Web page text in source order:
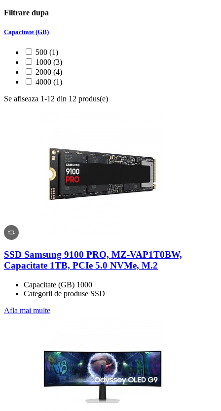
Filtrare dupa
Capacitate (GB)
500 (1)
1000 (3)
2000 (4)
4000 (1)
Se afiseaza 1-12 din 12 produs(e)
SSD Samsung 9100 PRO, MZ-VAP1T0BW,
Capacitate 1TB, PCIe 5.0 NVMe, M.2
Capacitate (GB) 1000
Categorii de produse SSD
Afla mai multe